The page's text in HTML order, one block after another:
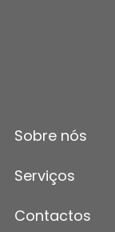
Sobre nós
Serviços
Contactos